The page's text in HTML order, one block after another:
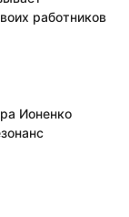
работников
Ионенко